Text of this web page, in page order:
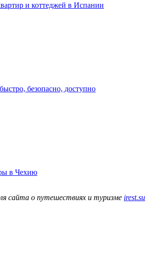
и коттеджей в Испании
безопасно, доступно
в Чехию
сайта о путешествиях и туризме irest.su